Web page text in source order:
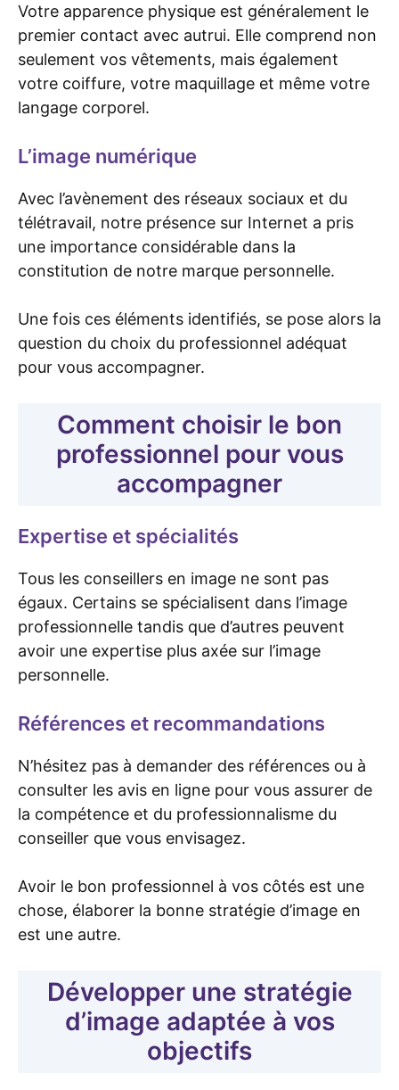
Votre apparence physique est généralement le
premier contact avec autrui. Elle comprend non
seulement vos vêtements, mais également
votre coiffure, votre maquillage et même votre
langage corporel.
L’image numérique
Avec l’avènement des réseaux sociaux et du
télétravail, notre présence sur Internet a pris
une importance considérable dans la
constitution de notre marque personnelle.
Une fois ces éléments identifiés, se pose alors la
question du choix du professionnel adéquat
pour vous accompagner.
Comment choisir le bon
professionnel pour vous
accompagner
Expertise et spécialités
Tous les conseillers en image ne sont pas
égaux. Certains se spécialisent dans l’image
professionnelle tandis que d’autres peuvent
avoir une expertise plus axée sur l’image
personnelle.
Références et recommandations
N’hésitez pas à demander des références ou à
consulter les avis en ligne pour vous assurer de
la compétence et du professionnalisme du
conseiller que vous envisagez.
Avoir le bon professionnel à vos côtés est une
chose, élaborer la bonne stratégie d’image en
est une autre.
Développer une stratégie
d’image adaptée à vos
objectifs